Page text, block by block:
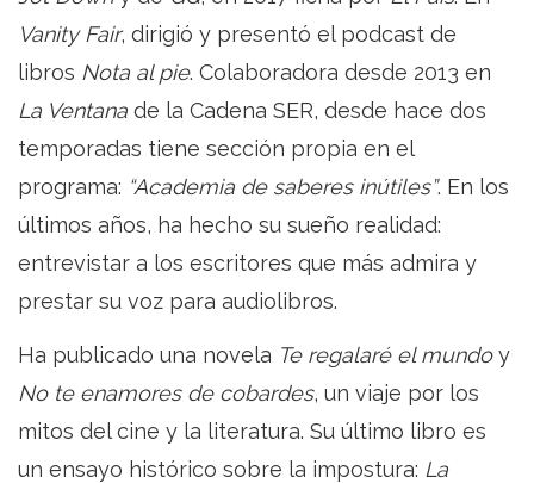
Vanity Fair, dirigió y presentó el podcast de
libros Nota al pie. Colaboradora desde 2013 en
La Ventana de la Cadena SER, desde hace dos
temporadas tiene sección propia en el
programa: “Academia de saberes inútiles”. En los
últimos años, ha hecho su sueño realidad:
entrevistar a los escritores que más admira y
prestar su voz para audiolibros.
Ha publicado una novela Te regalaré el mundoy
No te enamores de cobardes, un viaje por los
mitos del cine y la literatura. Su último libro es
un ensayo histórico sobre la impostura: La